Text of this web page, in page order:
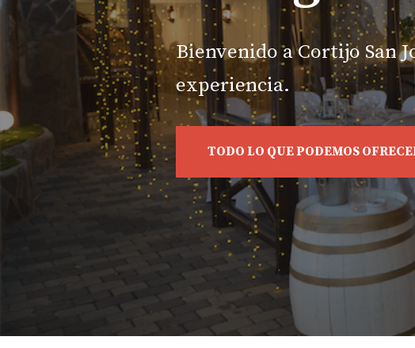
Bienvenido a Cortijo San
experiencia.
TODO LO QUE PODEMOS